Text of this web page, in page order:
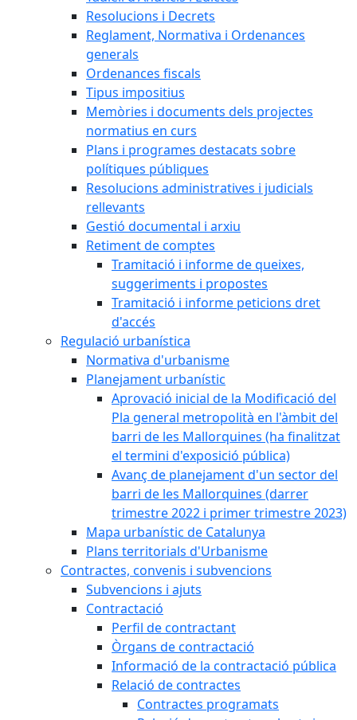
Resolucions i Decrets
Reglament, Normativa i Ordenances
generals
Ordenances fiscals
Tipus impositius
Memòries i documents dels projectes
normatius en curs
Plans i programes destacats sobre
polítiques públiques
Resolucions administratives i judicials
rellevants
Gestió documental i arxiu
Retiment de comptes
Tramitació i informe de queixes,
suggeriments i propostes
Tramitació i informe peticions dret
d'accés
Regulació urbanística
Normativa d'urbanisme
Planejament urbanístic
Aprovació inicial de la Modificació del
Pla general metropolità en l'àmbit del
barri de les Mallorquines (ha finalitzat
el termini d'exposició pública)
Avanç de planejament d'un sector del
barri de les Mallorquines (darrer
trimestre 2022 i primer trimestre 2023)
Mapa urbanístic de Catalunya
Plans territorials d'Urbanisme
Contractes, convenis i subvencions
Subvencions i ajuts
Contractació
Perfil de contractant
Òrgans de contractació
Informació de la contractació pública
Relació de contractes
Contractes programats